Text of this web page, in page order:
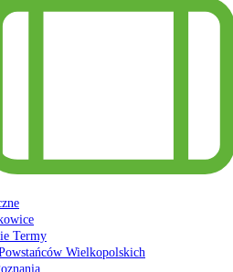
Termy
Wielkopolskich